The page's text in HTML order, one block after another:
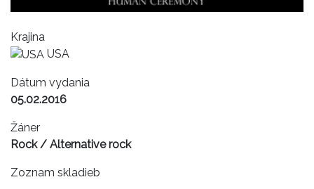
Krajina
USA
Dátum vydania
05.02.2016
Žáner
Rock / Alternative rock
Zoznam skladieb